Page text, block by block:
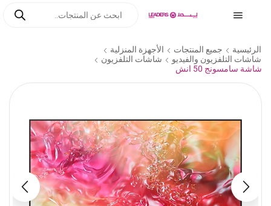
الرئيسية جميع المنتجات
الأجهزة المنزلية
شاشات التلفزيون والفيديو
شاشات التلفزيون
شاشة سامسونج 50 انش